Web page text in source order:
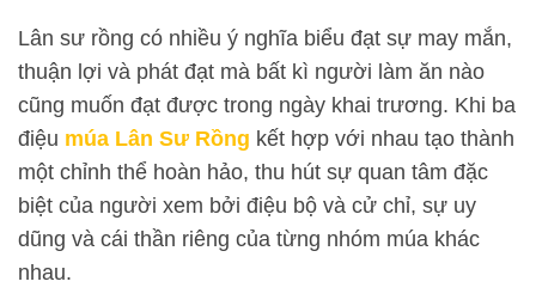
Lân sư rồng có nhiều ý nghĩa biểu đạt sự may mắn,
thuận lợi và phát đạt mà bất kì người làm ăn nào
cũng muốn đạt được trong ngày khai trương. Khi ba
điệu múa Lân Sư Rồng kết hợp với nhau tạo thành
một chỉnh thể hoàn hảo, thu hút sự quan tâm đặc
biệt của người xem bởi điệu bộ và cử chỉ, sự uy
dũng và cái thần riêng của từng nhóm múa khác
nhau.